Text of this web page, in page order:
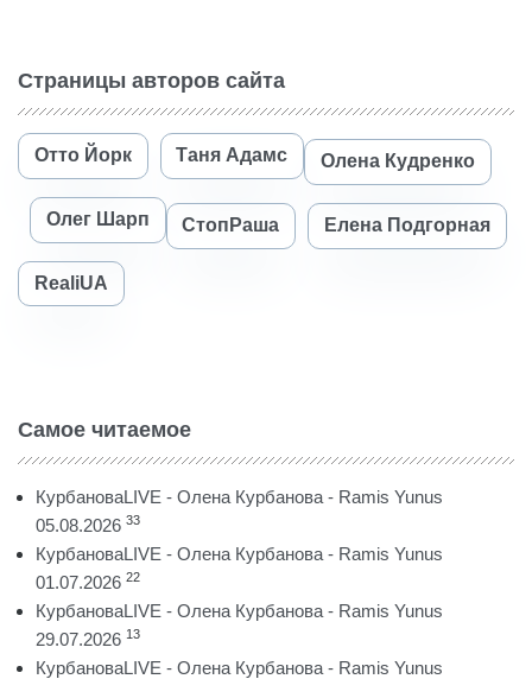
Страницы авторов сайта
Отто Йорк Таня Адамс Олена Кудренко
Олег Шарп СтопРаша Елена Подгорная
RealiUA
Самое читаемое
КурбановаLIVE - Олена Курбанова - Ramis Yunus
05.08.2026 33
КурбановаLIVE - Олена Курбанова - Ramis Yunus
01.07.2026 22
КурбановаLIVE - Олена Курбанова - Ramis Yunus
29.07.2026 13
КурбановаLIVE - Олена Курбанова - Ramis Yunus